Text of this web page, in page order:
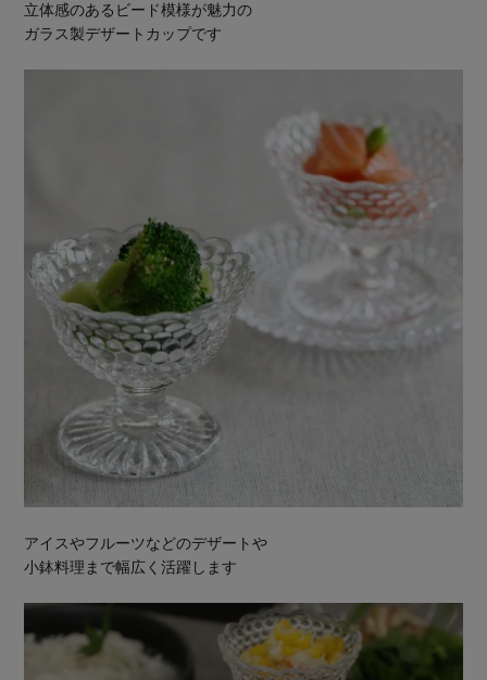
立体感のあるビード模様が魅力の
ガラス製デザートカップです
アイスやフルーツなどのデザートや
小鉢料理まで幅広く活躍します